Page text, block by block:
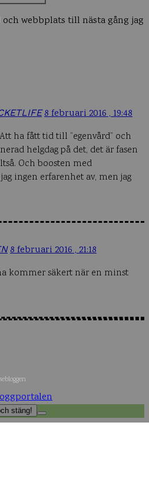
8 februari 2016 , 19:48
ha fått tid till ”egenvård” och
helgdag på det, det är fasen
Och boosten med
ingen erfarenhet av, men jag
8 februari 2016 , 21:18
kommer säkert när en minst
webbplats till nästa gång jag
stäng!